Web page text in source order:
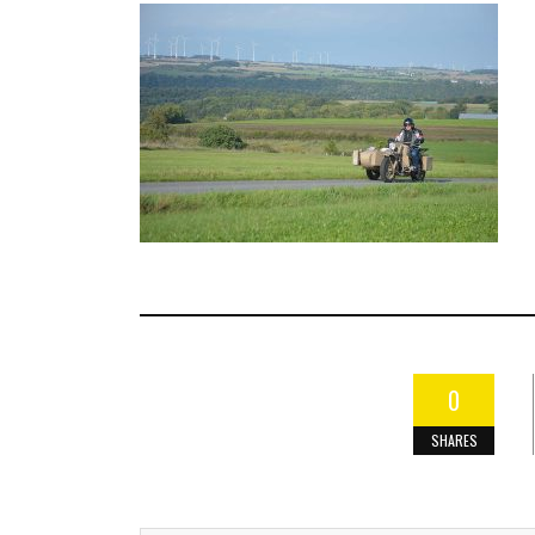
0
SHARES